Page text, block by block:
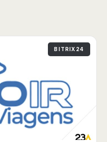
BITRIX24